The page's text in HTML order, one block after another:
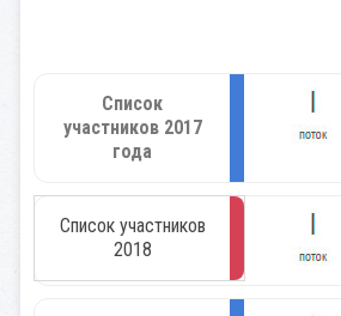
Список
участников 2017
года
Список участников
2018